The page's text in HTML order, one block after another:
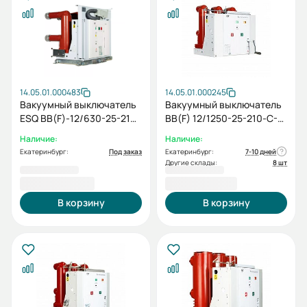
14.05.01.000483
Вакуумный выключатель
ESQ ВВ(F)-12/630-25-210-
U0-T0-EAL0-ED0-У3
(12кВ, 630А, 25кА,
модульный механизм, 2
ток. кат. 5А, 2ая откл. кат.)
Наличие:
Екатеринбург: Под заказ
В корзину
14.05.01.000245
Вакуумный выключатель
BB(F) 12/1250-25-210-C-E-
EAL0-ED0 (5NO+5NC,
AC/DC220)
Наличие:
Екатеринбург:
7-10 дней
Другие склады:
8 шт
В корзину